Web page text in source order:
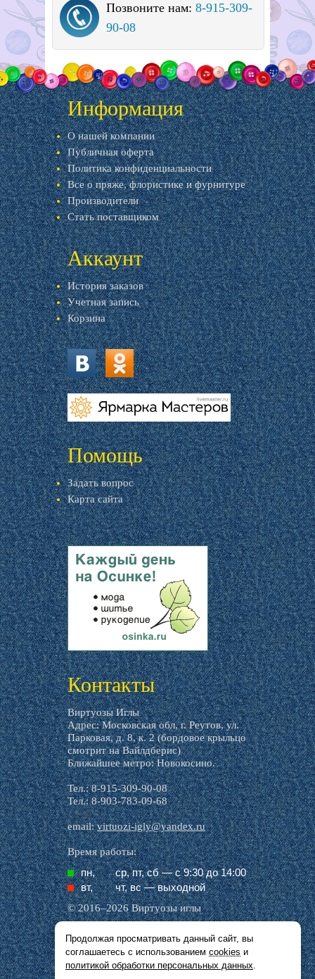
Позвоните нам: 8-915-309-
90-08
Информация
О нашей компании
Публичная оферта
Политика конфиденциальности
Все о пряже, флористике и фурнитуре
Производители
Стать поставщиком
Аккаунт
История заказов
Учетная запись
Корзина
vk.com ok.ru
livemaster.ru
Помощь
Задать вопрос
Карта сайта
livemaster.ru
Контакты
Виртуозы Иглы
Адрес: Московская обл, г. Реутов, ул.
Парковая, д. 8, к. 2 (бордовое крыльцо
смотрит на Вайлдберис)
Ближайшее метро: Новокосино.
Тел.: 8-915-309-90-08
Тел.: 8-903-783-09-68
email:virtuozi-igly@yandex.ru
Время работы:
пн,
ср, пт, cб — с 9:30 до 14:00
вт,
чт, вс — выходной
© 2016–2026 Виртуозы иглы
Все названия производителей, символика и
описания, присутствующие в наших картинках
и тексте, используются исключительно в целях
Продолжая просматривать данный сайт, вы
соглашаетесь с использованием cookies и
политикой обработки персональных данных.